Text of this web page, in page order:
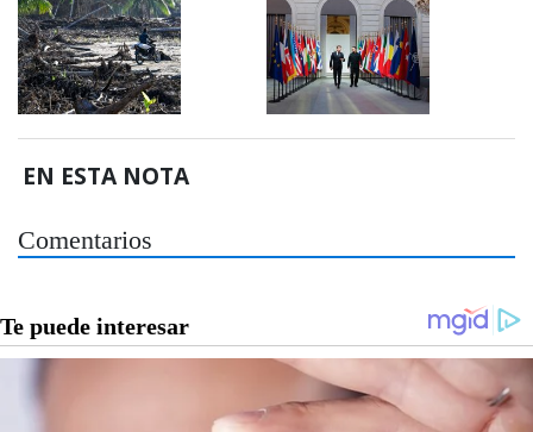
EN ESTA NOTA
Comentarios